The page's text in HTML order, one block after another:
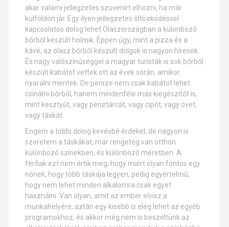
akar valami jellegzetes szuvenírt elhozni, ha már
külföldön jár. Egy ilyen jellegzetes öltözködéssel
kapcsolatos dolog lehet Olaszországban a különböző
bőrből készült holmik. Éppen úgy, mint a pizza és a
kávé, az olasz bőrből készült dolgok is nagyon híresek.
És nagy valószínűséggel a magyar turisták is sok bőrből
készült kabátot vettek ott az évek során, amikor
nyaralni mentek. De persze nem csak kabátot lehet
csinálni bőrből, hanem mindenféle más kiegészítőt is,
mint kesztyűt, vagy pénztárcát, vagy cipőt, vagy övet,
vagy táskát.
Engem a többi dolog kevésbé érdekel, de nagyon is
szeretem a táskákat, már rengeteg van otthon
különböző színekben, és különböző méretben. A
férfiak ezt nem értik meg, hogy miért olyan fontos egy
nőnek, hogy több táskája legyen, pedig egyértelmű,
hogy nem lehet minden alkalomra csak egyet
használni. Van olyan, amit az ember elvisz a
munkahelyére, aztán egy kisebb is elég lehet az egyéb
programokhoz, és akkor még nem is beszéltünk az